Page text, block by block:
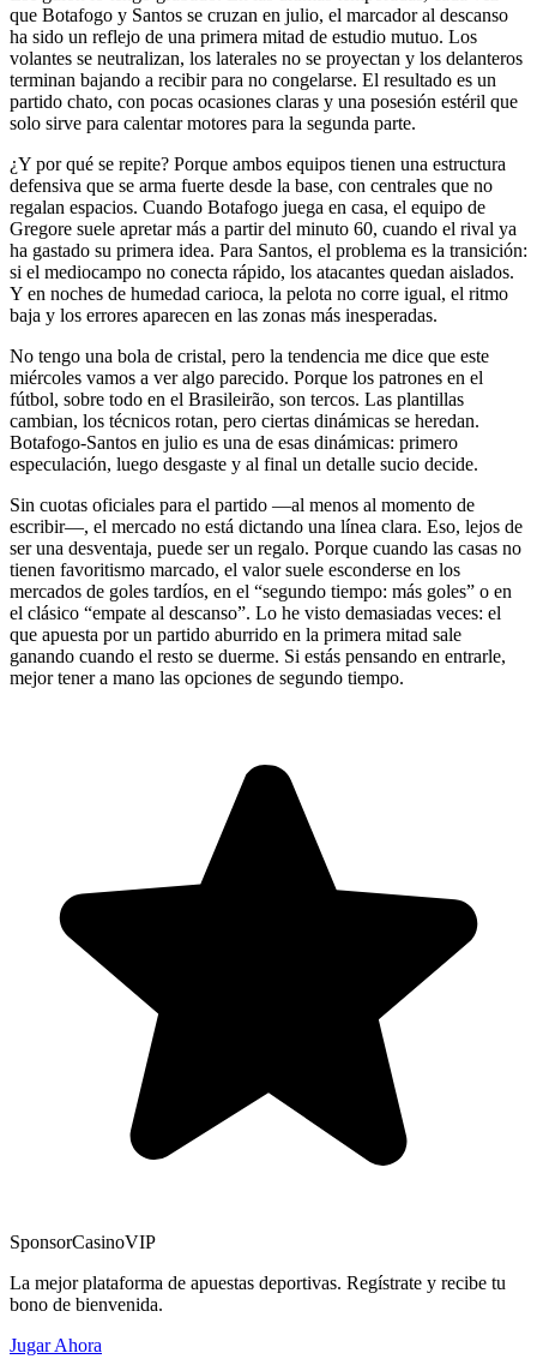
que Botafogo y Santos se cruzan en julio, el marcador al descanso
ha sido un reflejo de una primera mitad de estudio mutuo. Los
volantes se neutralizan, los laterales no se proyectan y los delanteros
terminan bajando a recibir para no congelarse. El resultado es un
partido chato, con pocas ocasiones claras y una posesión estéril que
solo sirve para calentar motores para la segunda parte.
¿Y por qué se repite? Porque ambos equipos tienen una estructura
defensiva que se arma fuerte desde la base, con centrales que no
regalan espacios. Cuando Botafogo juega en casa, el equipo de
Gregore suele apretar más a partir del minuto 60, cuando el rival ya
ha gastado su primera idea. Para Santos, el problema es la transición:
si el mediocampo no conecta rápido, los atacantes quedan aislados.
Y en noches de humedad carioca, la pelota no corre igual, el ritmo
baja y los errores aparecen en las zonas más inesperadas.
No tengo una bola de cristal, pero la tendencia me dice que este
miércoles vamos a ver algo parecido. Porque los patrones en el
fútbol, sobre todo en el Brasileirão, son tercos. Las plantillas
cambian, los técnicos rotan, pero ciertas dinámicas se heredan.
Botafogo-Santos en julio es una de esas dinámicas: primero
especulación, luego desgaste y al final un detalle sucio decide.
Sin cuotas oficiales para el partido —al menos al momento de
escribir—, el mercado no está dictando una línea clara. Eso, lejos de
ser una desventaja, puede ser un regalo. Porque cuando las casas no
tienen favoritismo marcado, el valor suele esconderse en los
mercados de goles tardíos, en el “segundo tiempo: más goles” o en
el clásico “empate al descanso”. Lo he visto demasiadas veces: el
que apuesta por un partido aburrido en la primera mitad sale
ganando cuando el resto se duerme. Si estás pensando en entrarle,
mejor tener a mano las opciones de segundo tiempo.
SponsorCasinoVIP
La mejor plataforma de apuestas deportivas. Regístrate y recibe tu
bono de bienvenida.
Jugar Ahora